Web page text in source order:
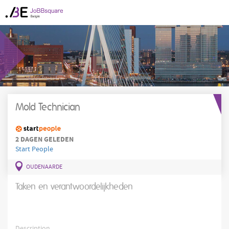
Mold Technician
2 DAGEN GELEDEN
Start People
OUDENAARDE
Taken en verantwoordelijkheden